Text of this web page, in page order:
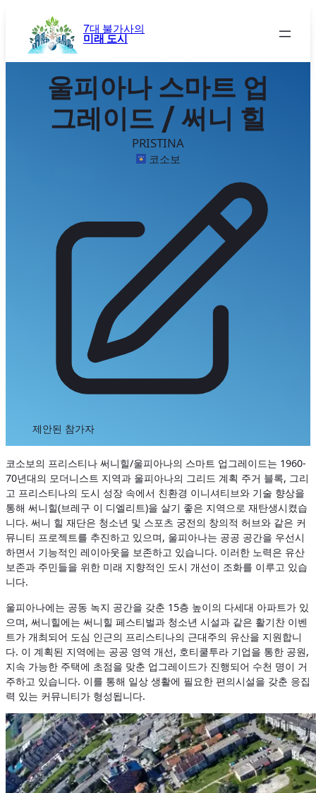
7대 불가사의
미래 도시
울피아나 스마트 업
그레이드 / 써니 힐
PRISTINA
코소보
제안된 참가자
코소보의 프리스티나 써니힐/울피아나의 스마트 업그레이드는 1960-
70년대의 모더니스트 지역과 울피아나의 그리드 계획 주거 블록, 그리
고 프리스티나의 도시 성장 속에서 친환경 이니셔티브와 기술 향상을
통해 써니힐(브레구 이 디엘리트)을 살기 좋은 지역으로 재탄생시켰습
니다. 써니 힐 재단은 청소년 및 스포츠 궁전의 창의적 허브와 같은 커
뮤니티 프로젝트를 추진하고 있으며, 울피아나는 공공 공간을 우선시
하면서 기능적인 레이아웃을 보존하고 있습니다. 이러한 노력은 유산
보존과 주민들을 위한 미래 지향적인 도시 개선이 조화를 이루고 있습
니다.
울피아나에는 공동 녹지 공간을 갖춘 15층 높이의 다세대 아파트가 있
으며, 써니힐에는 써니힐 페스티벌과 청소년 시설과 같은 활기찬 이벤
트가 개최되어 도심 인근의 프리스티나의 근대주의 유산을 지원합니
다. 이 계획된 지역에는 공공 영역 개선, 호티쿨투라 기업을 통한 공원,
지속 가능한 주택에 초점을 맞춘 업그레이드가 진행되어 수천 명이 거
주하고 있습니다. 이를 통해 일상 생활에 필요한 편의시설을 갖춘 응집
력 있는 커뮤니티가 형성됩니다.